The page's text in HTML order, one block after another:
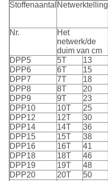
Stoffenaantal Netwerktelling
Nr.
Het
netwerk/de
duim van cm
DPP5 5T 13
DPP6
6T 15
DPP7
7T 18
DPP8
8T 20
DPP9
9T 23
DPP10
10T 25
DPP12
12T 30
DPP14
14T 36
DPP15
15T 38
DPP16
16T 41
DPP18
18T 46
DPP19
19T 48
DPP20
20T 50